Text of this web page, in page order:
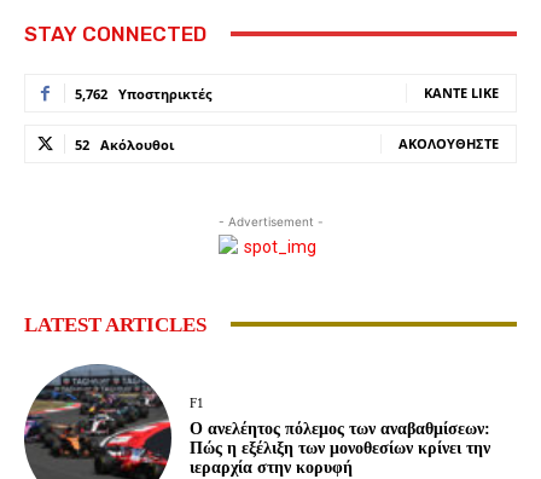
STAY CONNECTED
5,762 Υποστηρικτές ΚΆΝΤΕ LIKE
52 Ακόλουθοι ΑΚΟΛΟΥΘΉΣΤΕ
- Advertisement -
LATEST ARTICLES
F1
Ο ανελέητος πόλεμος των αναβαθμίσεων:
Πώς η εξέλιξη των μονοθεσίων κρίνει την
ιεραρχία στην κορυφή